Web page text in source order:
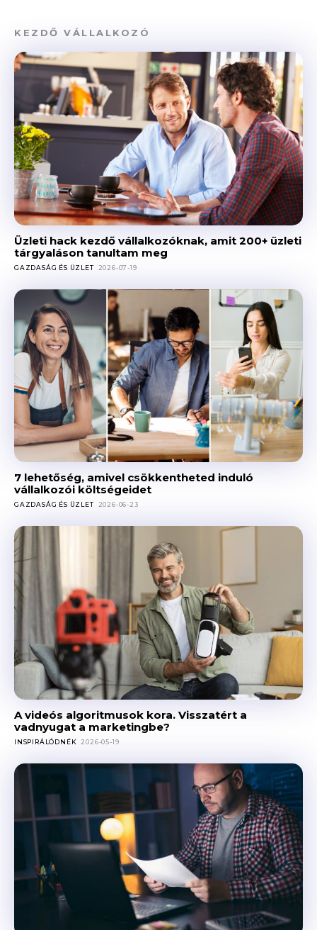
KEZDŐ VÁLLALKOZÓ
Üzleti hack kezdő vállalkozóknak, amit 200+ üzleti
tárgyaláson tanultam meg
GAZDASÁG ÉS ÜZLET 2026-07-19
7 lehetőség, amivel csökkentheted induló
vállalkozói költségeidet
GAZDASÁG ÉS ÜZLET 2026-06-23
A videós algoritmusok kora. Visszatért a
vadnyugat a marketingbe?
INSPIRÁLÓDNÉK 2026-05-19